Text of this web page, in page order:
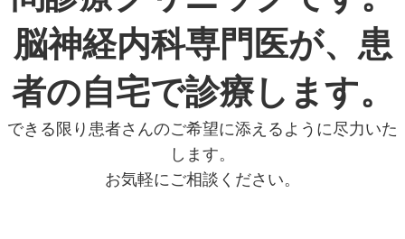
脳神経内科専門医が、患
者の自宅で診療します。
できる限り患者さんのご希望に添えるように尽力いた
します。
お気軽にご相談ください。